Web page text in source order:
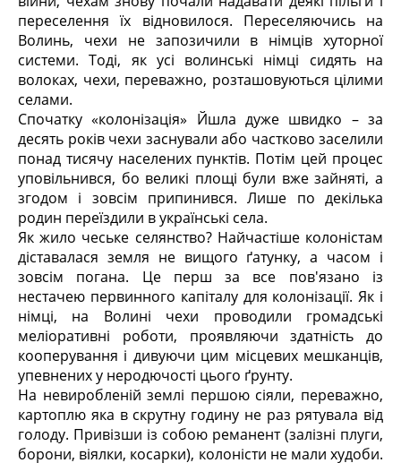
переселення їх відновилося. Переселяючись на
Волинь, чехи не запозичили в німців хуторної
системи. Тоді, як усі волинські німці сидять на
волоках, чехи, переважно, розташовуються цілими
селами.
Спочатку «колонізація» Йшла дуже швидко – за
десять років чехи заснували або частково заселили
понад тисячу населених пунктів. Потім цей процес
уповільнився, бо великі площі були вже зайняті, а
згодом і зовсім припинився. Лише по декілька
родин переїздили в українські села.
Як жило чеське селянство? Найчастіше колоністам
діставалася земля не вищого ґатунку, а часом і
зовсім погана. Це перш за все пов'язано із
нестачею первинного капіталу для колонізації. Як і
німці, на Волині чехи проводили громадські
меліоративні роботи, проявляючи здатність до
кооперування і дивуючи цим місцевих мешканців,
упевнених у неродючості цього ґрунту.
На невиробленій землі першою сіяли, переважно,
картоплю яка в скрутну годину не раз рятувала від
голоду. Привізши із собою реманент (залізні плуги,
борони, віялки, косарки), колоністи не мали худоби.